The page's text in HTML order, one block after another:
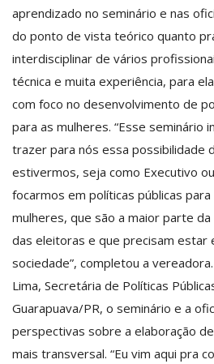
aprendizado no seminário e nas
do ponto de vista teórico quanto
interdisciplinar de vários
técnica e muita experiência, para
com foco no desenvolvimento de
para as mulheres. “Esse seminário
trazer para nós essa possibilidade
estivermos, seja como Executivo
focarmos em políticas públicas
mulheres, que são a maior parte
das eleitoras e que precisam estar
sociedade”, completou a
Lima, Secretária de Políticas
Guarapuava/PR, o seminário e a
perspectivas sobre a elaboração
mais transversal. “Eu vim aqui pra